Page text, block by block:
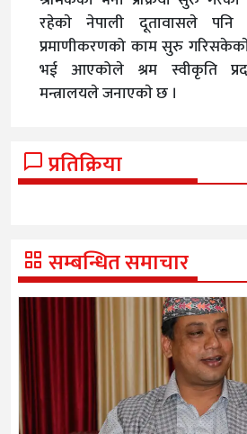
रहेकाे नेपाली दूतावासले पनि
प्रमाणीकरणको काम सुरु
भई आएकोले श्रम स्वीकृति
मन्त्रालयले जनाएकाे छ ।
प्रतिक्रिया
सम्बन्धित समाचार